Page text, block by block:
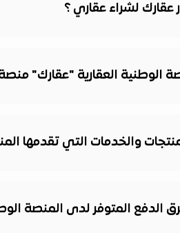
عقارك لشراء عقاري ؟
الوطنية العقارية "عقارك"
والخدمات التي تقدمها
المتوفر لدى المنصة